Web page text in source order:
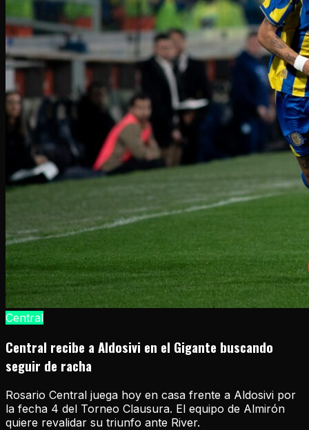
Central
Central recibe a Aldosivi en el Gigante buscando
seguir de racha
Rosario Central juega hoy en casa frente a Aldosivi por
la fecha 4 del Torneo Clausura. El equipo de Almirón
quiere revalidar su triunfo ante River.